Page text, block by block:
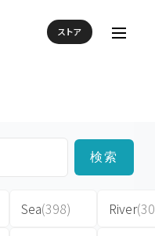
ストア
検索
Sea(398)
River